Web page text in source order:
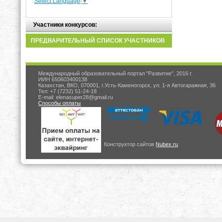
Участники конкурсов:
ПРЕДВАРИТЕЛЬНЫЙ СПИСОК УЧАСТНИКОВ
Международный образовательный портал "Развитие", 2016 г.
ИИН 650603400138
Казахстан, ВКО, 070001, г.Усть-Каменогорск, ул. 1-я Автогаражная, 36
Тел: +7 (7232) 51-24-18
E-mail: elenasuper28@gmail.ru
Способы оплаты
Конструктор сайтов Nubex.ru